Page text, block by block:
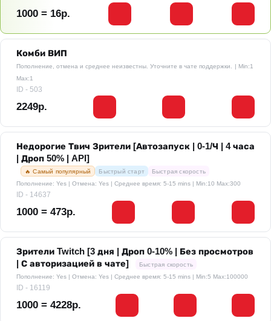
1000 = 16р.
Комби ВИП
Пополнение, отмена и среднее неизвестны. Уточните в чате поддержки.
| Min:1
Max:1
ID - 503
2249р.
Недорогие Твич Зрители [Автозапуск | 0-1/Ч | 4 часа
| Дроп 50% | API]
🔥 Самый популярный Быстрый старт
Быстрая скорость
Пополнение: Yes | Отмена: Yes | Среднее время: 5-15 mins | Min:10 Max:300
ID - 14637
1000 = 473р.
Зрители Twitch [3 дня | Дроп 0-10% | Без просмотров
| С авторизацией в чате]
Быстрая скорость
Пополнение: Yes | Отмена: Yes | Среднее время: 5-15 mins | Min:5 Max:100000
ID - 16119
1000 = 4228р.